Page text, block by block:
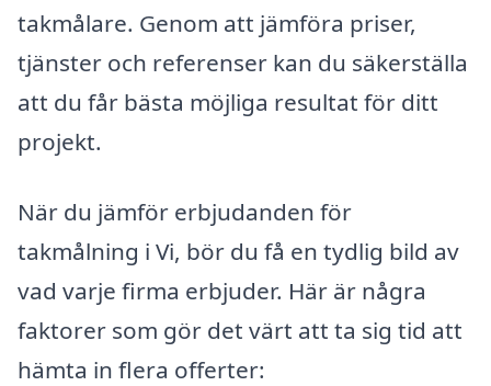
takmålare. Genom att jämföra priser,
tjänster och referenser kan du säkerställa
att du får bästa möjliga resultat för ditt
projekt.
När du jämför erbjudanden för
takmålning i Vi, bör du få en tydlig bild av
vad varje firma erbjuder. Här är några
faktorer som gör det värt att ta sig tid att
hämta in flera offerter: